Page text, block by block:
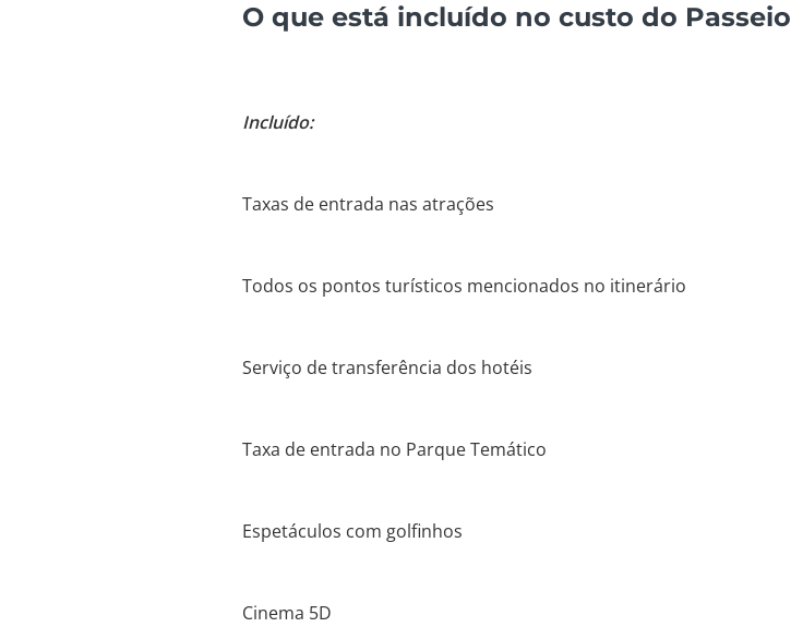
O que está incluído no custo do
Incluído:
Taxas de entrada nas atrações
Todos os pontos turísticos mencionados no itinerário
Serviço de transferência dos hotéis
Taxa de entrada no Parque Temático
Espetáculos com golfinhos
Cinema 5D